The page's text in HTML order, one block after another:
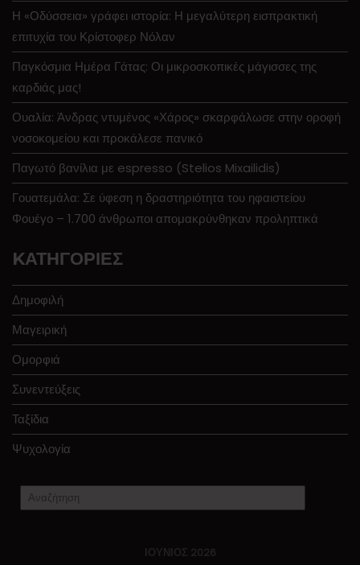
Η «Οδύσσεια» γράφει ιστορία: Η μεγαλύτερη εισπρακτική
επιτυχία του Κρίστοφερ Νόλαν
Παγκόσμια Ημέρα Γάτας: Οι μικροσκοπικές μάγισσες της
καρδιάς μας!
Ουαλία: Άνδρας ντυμένος «Χάρος» σκαρφάλωσε στην οροφή
νοσοκομείου και προκάλεσε πανικό
Παγωτό βανίλια με espresso (Stelios Mixailidis)
Γουατεμάλα: Σε ύφεση η δραστηριότητα του ηφαιστείου
Φουέγο – 1.700 άνθρωποι απομακρύνθηκαν προληπτικά
KΑΤΗΓΟΡΊΕΣ
Δημοφιλή
Μαγειρική
Ομορφιά
Συνεντεύξεις
Ταξίδια
Ψυχολογία
ΙΟΎΝΙΟΣ 2026